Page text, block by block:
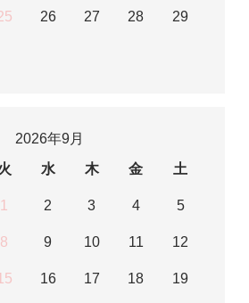
26 27 28 29
2026年9月
水 木 金 土
1 2 3 4 5
8 9 10 11 12
16 17 18 19